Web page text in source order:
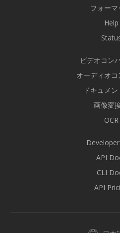
フォーマ
Help
ビデオコン
オーディオコ
ドキュメ
画像変
OCR
API
CLI
API